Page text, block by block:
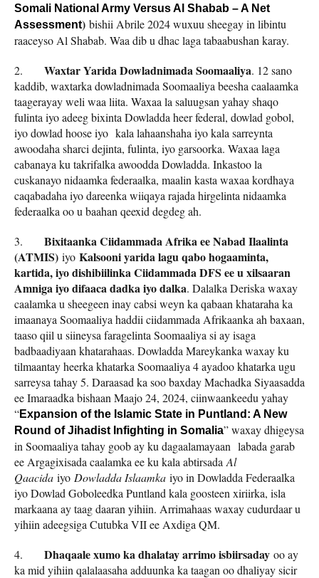
Somali National Army Versus Al Shabab – A Net
Assessment) bishii Abrile 2024 wuxuu sheegay in libintu
raaceyso Al Shabab. Waa dib u dhac laga tabaabushan karay.
2. Waxtar Yarida Dowladnimada Soomaaliya. 12 sano
kaddib, waxtarka dowladnimada Soomaaliya beesha caalaamka
taagerayay weli waa liita. Waxaa la saluugsan yahay shaqo
fulinta iyo adeeg bixinta Dowladda heer federal, dowlad gobol,
iyo dowlad hoose iyo kala lahaanshaha iyo kala sarreynta
awoodaha sharci dejinta, fulinta, iyo garsoorka. Waxaa laga
cabanaya ku takrifalka awoodda Dowladda. Inkastoo la
cuskanayo nidaamka federaalka, maalin kasta waxaa kordhaya
caqabadaha iyo dareenka wiiqaya rajada hirgelinta nidaamka
federaalka oo u baahan qeexid degdeg ah.
3. Bixitaanka Ciidammada Afrika ee Nabad Ilaalinta
(ATMIS) iyo Kalsooni yarida lagu qabo hogaaminta,
kartida, iyo dishibiilinka Ciidammada DFS ee u xilsaaran
Amniga iyo difaaca dadka iyo dalka. Dalalka Deriska waxay
caalamka u sheegeen inay cabsi weyn ka qabaan khataraha ka
imaanaya Soomaaliya haddii ciidammada Afrikaanka ah baxaan,
taaso qiil u siineysa faragelinta Soomaaliya si ay isaga
badbaadiyaan khatarahaas. Dowladda Mareykanka waxay ku
tilmaantay heerka khatarka Soomaaliya 4 ayadoo khatarka ugu
sarreysa tahay 5. Daraasad ka soo baxday Machadka Siyaasadda
ee Imaraadka bishaan Maajo 24, 2024, ciinwaankeedu yahay
“Expansion of the Islamic State in Puntland: A New
Round of Jihadist Infighting in Somalia” waxay dhigeysa
in Soomaaliya tahay goob ay ku dagaalamayaan labada garab
ee Argagixisada caalamka ee ku kala abtirsada Al
Qaacida iyo Dowladda Islaamka iyo in Dowladda Federaalka
iyo Dowlad Goboleedka Puntland kala goosteen xiriirka, isla
markaana ay taag daaran yihiin. Arrimahaas waxay cudurdaar u
yihiin adeegsiga Cutubka VII ee Axdiga QM.
4. Dhaqaale xumo ka dhalatay arrimo isbiirsaday oo ay
ka mid yihiin qalalaasaha adduunka ka taagan oo dhaliyay sicir